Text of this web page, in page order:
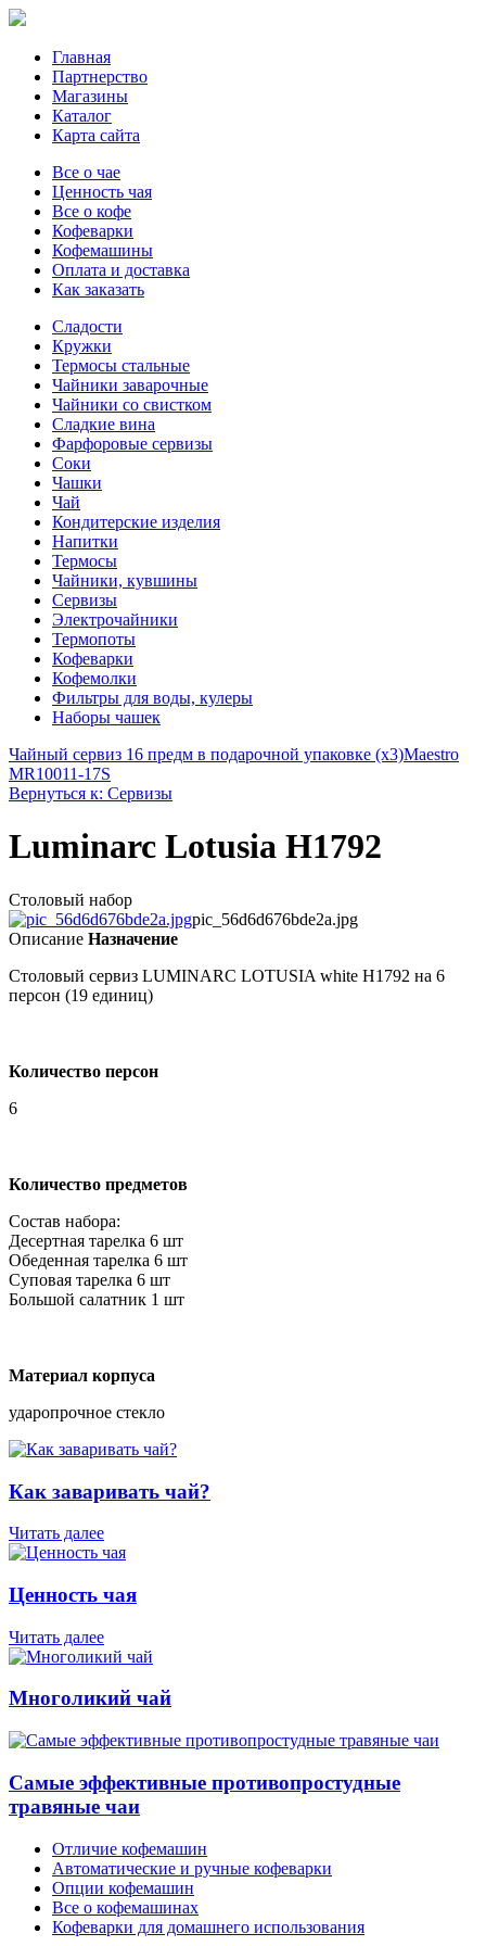
Главная
Партнерство
Магазины
Каталог
Карта сайта
Все о чае
Ценность чая
Все о кофе
Кофеварки
Кофемашины
Оплата и доставка
Как заказать
Сладости
Кружки
Термосы стальные
Чайники заварочные
Чайники со свистком
Сладкие вина
Фарфоровые сервизы
Соки
Чашки
Чай
Кондитерские изделия
Напитки
Термосы
Чайники, кувшины
Сервизы
Электрочайники
Термопоты
Кофеварки
Кофемолки
Фильтры для воды, кулеры
Наборы чашек
Чайный сервиз 16 предм в подарочной упаковке (х3)Maestro
MR10011-17S
Вернуться к: Сервизы
Luminarc Lotusia H1792
Столовый набор
pic_56d6d676bde2a.jpg
Описание Назначение
Столовый сервиз LUMINARC LOTUSIA white H1792 на 6
персон (19 единиц)
Количество персон
6
Количество предметов
Состав набора:
Десертная тарелка 6 шт
Обеденная тарелка 6 шт
Суповая тарелка 6 шт
Большой салатник 1 шт
Материал корпуса
ударопрочное стекло
Как заваривать чай?
Читать далее
Ценность чая
Читать далее
Многоликий чай
Самые эффективные противопростудные
травяные чаи
Отличие кофемашин
Автоматические и ручные кофеварки
Опции кофемашин
Все о кофемашинах
Кофеварки для домашнего использования